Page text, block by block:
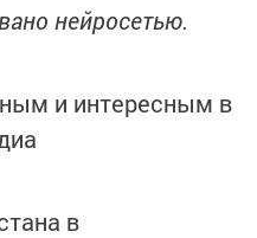
нейросетью.
и интересным в
в